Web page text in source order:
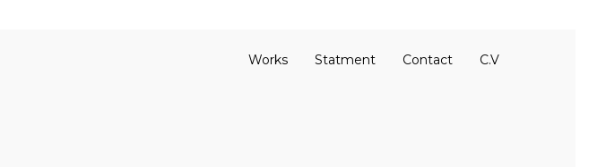
Works Statment Contact C.V